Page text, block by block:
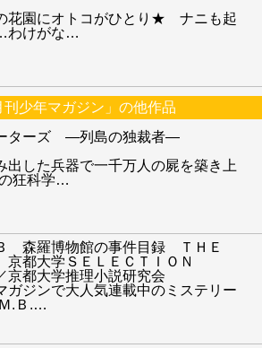
花園にオトコがひとり★ ナニも起
けがな…
刊少年マガジン」の他作品
ターズ ―列島の独裁者―
出した兵器で一千万人の屍を築き上
狂科学…
森羅博物館の事件目録 ＴＨＥ
都大学ＳＥＬＥＣＴＩＯＮ
京都大学推理小説研究会
ガジンで大人気連載中のミステリー
.Ｂ.…